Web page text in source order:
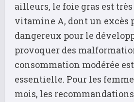
ailleurs, le foie gras est
vitamine A, dont un excès
dangereux pour le
provoquer des
consommation modérée
essentielle. Pour les
mois, les